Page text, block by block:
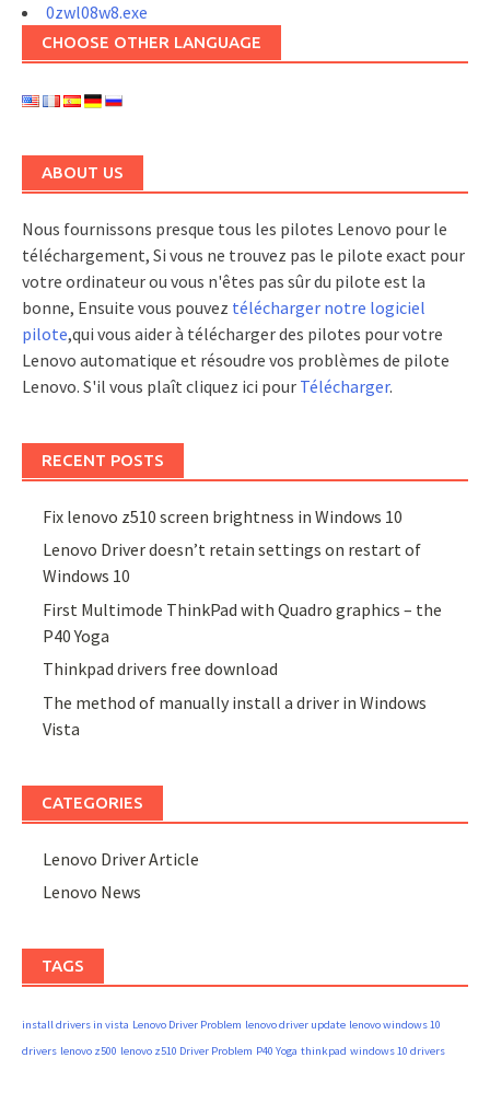
0zwl08w8.exe
CHOOSE OTHER LANGUAGE
ABOUT US
Nous fournissons presque tous les pilotes Lenovo pour le
téléchargement, Si vous ne trouvez pas le pilote exact pour
votre ordinateur ou vous n'êtes pas sûr du pilote est la
bonne, Ensuite vous pouvez télécharger notre logiciel
pilote,qui vous aider à télécharger des pilotes pour votre
Lenovo automatique et résoudre vos problèmes de pilote
Lenovo. S'il vous plaît cliquez ici pour Télécharger.
RECENT POSTS
Fix lenovo z510 screen brightness in Windows 10
Lenovo Driver doesn’t retain settings on restart of
Windows 10
First Multimode ThinkPad with Quadro graphics – the
P40 Yoga
Thinkpad drivers free download
The method of manually install a driver in Windows
Vista
CATEGORIES
Lenovo Driver Article
Lenovo News
TAGS
install drivers in vista Lenovo Driver Problem lenovo driver update lenovo windows 10
drivers lenovo z500 lenovo z510 Driver Problem P40 Yoga thinkpad windows 10 drivers